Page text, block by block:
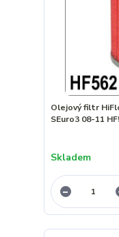
Olejový filtr
SEuro3 08-11
Skladem